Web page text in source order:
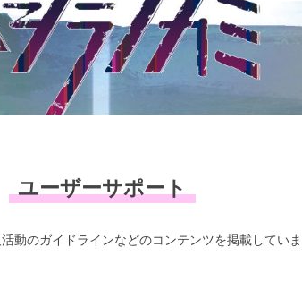
ユーザーサポート
動のガイドラインなどのコンテンツを掲載してい